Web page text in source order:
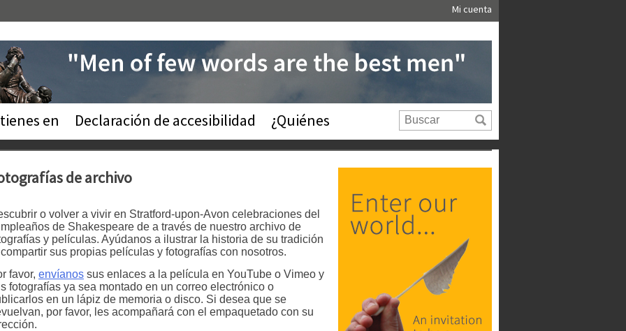
Mi cuenta
en Declaración de accesibilidad ¿Quiénes
de archivo
o volver a vivir en Stratford-upon-Avon celebraciones del
de Shakespeare de a través de nuestro archivo de
y películas. Ayúdanos a ilustrar la historia de su tradición
sus propias películas y fotografías con nosotros.
favor, envíanos sus enlaces a la película en YouTube o Vimeo y
fotografías ya sea montado en un correo electrónico o
en un lápiz de memoria o disco. Si desea que se
por favor, les acompañará con el empaquetado con su